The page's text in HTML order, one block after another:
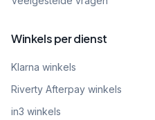
Winkels per dienst
Klarna winkels
Riverty Afterpay winkels
in3 winkels